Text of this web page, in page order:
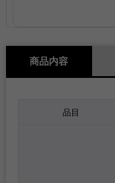
商品内容
品目